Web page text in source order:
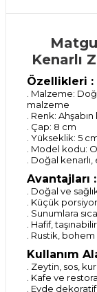
Kenarlı
Özellikleri :
. Malzeme:
malzeme
. Renk:
. Çap: 8 cm
. Yükseklik: 5
. Model kodu:
. Doğal kenarlı,
Avantajları :
. Doğal ve
. Küçük
. Sunumlara
. Hafif,
. Rustik,
Kullanım
. Zeytin, sos,
. Kafe ve
. Evde